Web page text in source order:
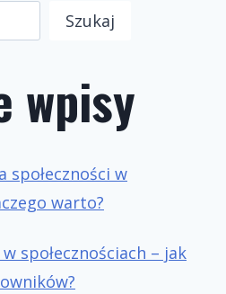
Szukaj
wpisy
społeczności w
warto?
społecznościach – jak